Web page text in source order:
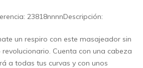
23818nnnnDescripción:
un respiro con este masajeador sin
revolucionario. Cuenta con una cabeza
a todas tus curvas y con unos